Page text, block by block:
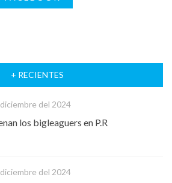
+ RECIENTES
del 2024
los bigleaguers en P.R
del 2024